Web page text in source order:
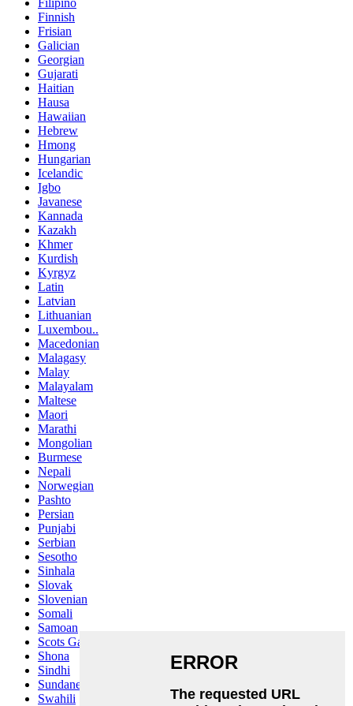
Filipino
Finnish
Frisian
Galician
Georgian
Gujarati
Haitian
Hausa
Hawaiian
Hebrew
Hmong
Hungarian
Icelandic
Igbo
Javanese
Kannada
Kazakh
Khmer
Kurdish
Kyrgyz
Latin
Latvian
Lithuanian
Luxembou..
Macedonian
Malagasy
Malay
Malayalam
Maltese
Maori
Marathi
Mongolian
Burmese
Nepali
Norwegian
Pashto
Persian
Punjabi
Serbian
Sesotho
Sinhala
Slovak
Slovenian
Somali
Samoan
Scots Gaelic
Shona
Sindhi
Sundanese
Swahili